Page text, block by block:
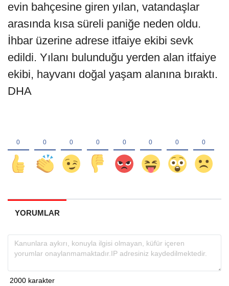
evin bahçesine giren yılan, vatandaşlar
arasında kısa süreli paniğe neden oldu.
İhbar üzerine adrese itfaiye ekibi sevk
edildi. Yılanı bulunduğu yerden alan itfaiye
ekibi, hayvanı doğal yaşam alanına bıraktı.
DHA
YORUMLAR